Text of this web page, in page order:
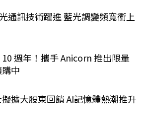
通訊技術躍進 藍光調變頻寬衝上
週年！攜手 Anicorn 推出限量
中
擴大股東回饋 AI記憶體熱潮推升